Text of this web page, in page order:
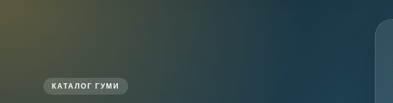
КАТАЛОГ ГУМИ